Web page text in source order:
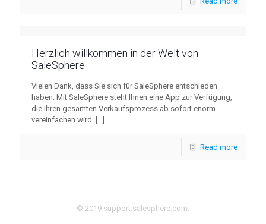
Herzlich willkommen in der Welt von
SaleSphere
Vielen Dank, dass Sie sich für SaleSphere entschieden
haben. Mit SaleSphere steht Ihnen eine App zur Verfügung,
die Ihren gesamten Verkaufsprozess ab sofort enorm
vereinfachen wird. […]
Read more
© 2019 support.salesphere.com.